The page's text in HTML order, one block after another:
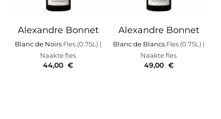
Alexandre Bonnet
Blanc de NoirsFles (0.75L) |
Naakte fles
44,00 €
Alexandre Bonnet
Blanc de BlancsFles (0.75L) |
Naakte fles
49,00 €